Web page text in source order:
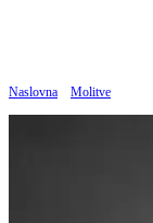
Naslovna
Molitve